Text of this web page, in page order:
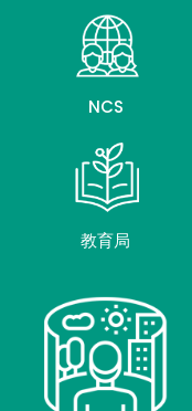
NCS
教育局